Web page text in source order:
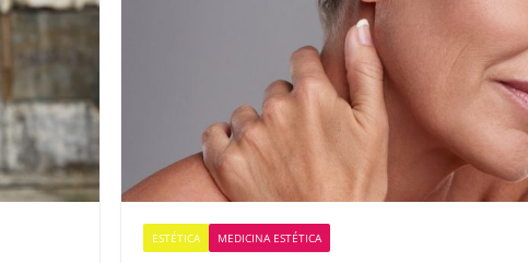
ESTÉTICA MEDICINA ESTÉTICA